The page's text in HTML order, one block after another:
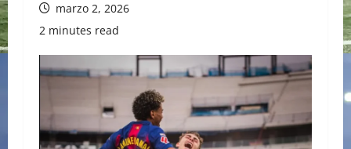
marzo 2, 2026
2 minutes read